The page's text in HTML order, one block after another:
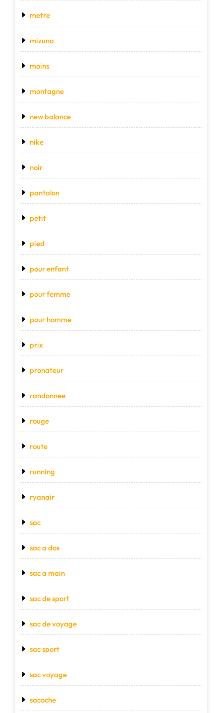
metre
mizuno
moins
montagne
new balance
nike
noir
pantalon
petit
pied
pour enfant
pour femme
pour homme
prix
pronateur
randonnee
rouge
route
running
ryanair
sac
sac a dos
sac a main
sac de sport
sac de voyage
sac sport
sac voyage
sacoche